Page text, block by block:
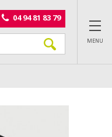
04 94 81 83 79
MENU